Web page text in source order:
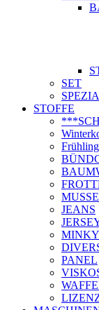
SET
STOFFE
JEANS
MINKY
PANEL